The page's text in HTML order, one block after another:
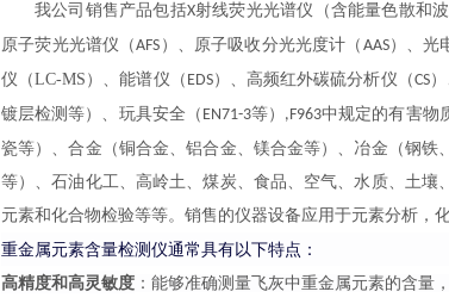
我公司销售产品包括X射线荧光光谱仪（含能量色散和
原子荧光光谱仪（AFS ）、原子吸收分光光度计（ AAS）、光
仪（LC-MS）、能谱仪（ EDS）、高频红外碳硫分析仪（CS）
镀层检测等）、玩具安全（ EN71-3等） ,F963中规定的有害物
瓷等）、合金（铜合金、铝合金、镁合金等）、冶金（钢
等）、石油化工、高岭土、煤炭、食品、空气、水质、土壤
元素和化合物检验等等。销售的仪器设备应用于元素分析，
重金属元素含量检测仪通常具有以下特点：
高精度和高灵敏度 ：能够准确测量飞灰中重金属元素的含量